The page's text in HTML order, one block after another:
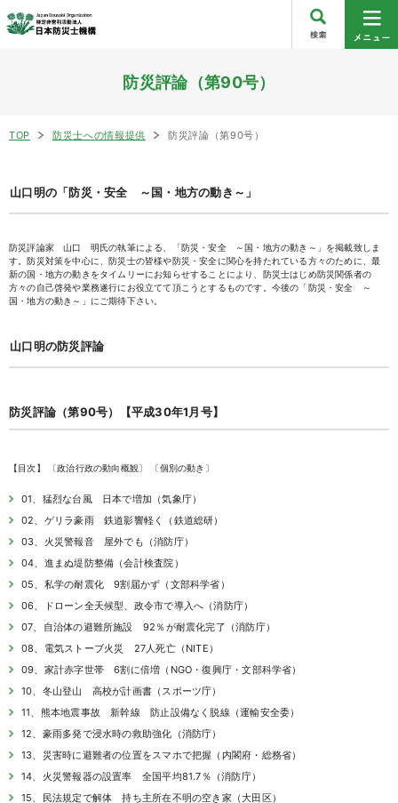
防災評論（第90号）
TOP 防災士への情報提供 防災評論（第90号）
山口明の「防災・安全 ～国・地方の動き～」
防災評論家 山口 明氏の執筆による、「防災・安全 ～国・地方の動き～」を掲載致しま
す。防災対策を中心に、防災士の皆様や防災・安全に関心を持たれている方々のために、最
新の国・地方の動きをタイムリーにお知らせすることにより、防災士はじめ防災関係者の
方々の自己啓発や業務遂行にお役立てて頂こうとするものです。今後の「防災・安全 ～
国・地方の動き～」にご期待下さい。
山口明の防災評論
防災評論（第90号）【平成30年1月号】
【目次】 〔政治行政の動向概観〕 〔個別の動き〕
01、猛烈な台風 日本で増加（気象庁）
02、ゲリラ豪雨 鉄道影響軽く（鉄道総研）
03、火災警報音 屋外でも（消防庁）
04、進まぬ堤防整備（会計検査院）
05、私学の耐震化 9割届かず（文部科学省）
06、ドローン全天候型、政令市で導入へ（消防庁）
07、自治体の避難所施設 92％が耐震化完了（消防庁）
08、電気ストーブ火災 27人死亡（NITE）
09、家計赤字世帯 6割に倍増（NGO・復興庁・文部科学省）
10、冬山登山 高校が計画書（スポーツ庁）
11、熊本地震事故 新幹線 防止設備なく脱線（運輸安全委）
12、豪雨多発で浸水時の救助強化（消防庁）
13、災害時に避難者の位置をスマホで把握（内閣府・総務省）
14、火災警報器の設置率 全国平均81.7％（消防庁）
15、民法規定で解体 持ち主所在不明の空き家（大田区）